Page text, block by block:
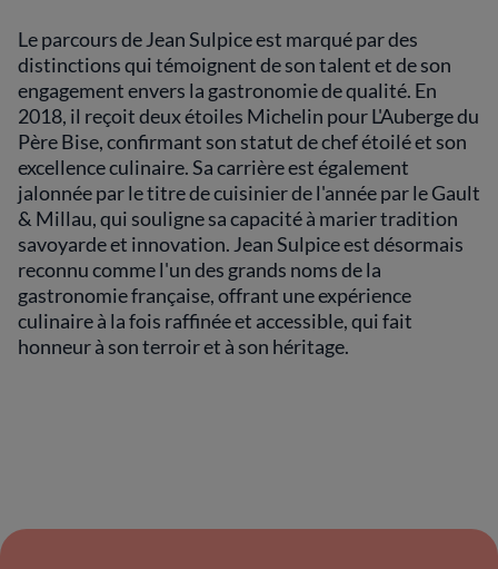
Le parcours de Jean Sulpice est marqué par des
distinctions qui témoignent de son talent et de son
engagement envers la gastronomie de qualité. En
2018, il reçoit deux étoiles Michelin pour L'Auberge du
Père Bise, confirmant son statut de chef étoilé et son
excellence culinaire. Sa carrière est également
jalonnée par le titre de cuisinier de l'année par le Gault
& Millau, qui souligne sa capacité à marier tradition
savoyarde et innovation. Jean Sulpice est désormais
reconnu comme l'un des grands noms de la
gastronomie française, offrant une expérience
culinaire à la fois raffinée et accessible, qui fait
honneur à son terroir et à son héritage.